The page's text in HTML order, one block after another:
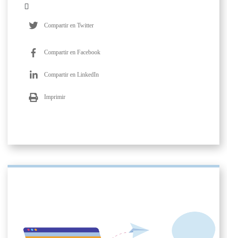
Compartir en Twitter
Compartir en Facebook
Compartir en LinkedIn
Imprimir